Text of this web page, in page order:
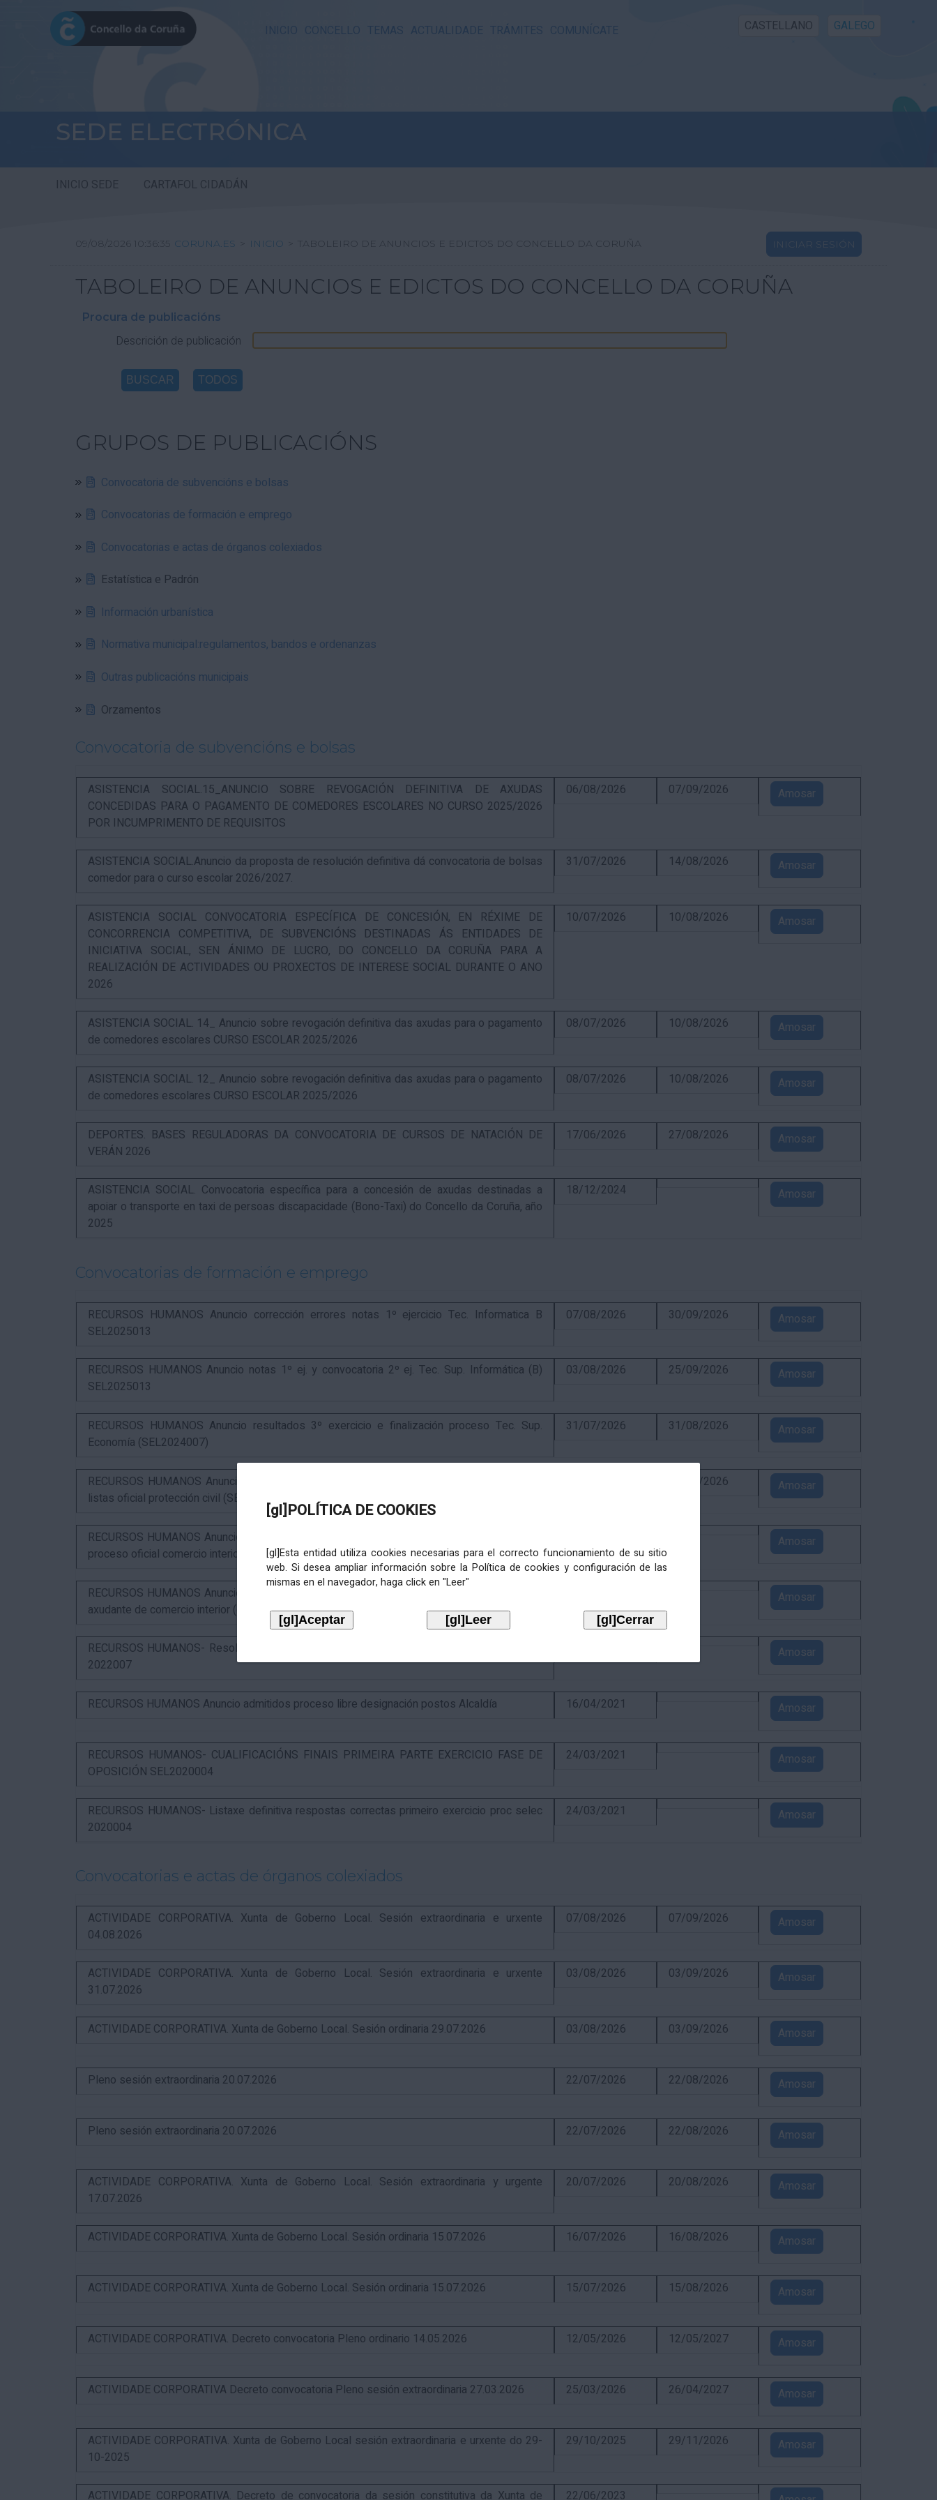
INICIO CONCELLO TEMAS ACTUALIDADE TRÁMITES COMUNÍCATE CASTELLANO GALEGO
SEDE ELECTRÓNICA
INICIO SEDE CARTAFOL CIDADÁN
[gl]POLÍTICA DE COOKIES
[gl]Esta entidad utiliza cookies necesarias para el correcto funcionamiento de su sitio
web. Si desea ampliar información sobre la Política de cookies y configuración de las
mismas en el navegador, haga click en "Leer"
09/08/2026 10:36:36 CORUNA.ES > INICIO > TABOLEIRO DE ANUNCIOS E EDICTOS DO CONCELLO DA CORUÑA INICIAR SESIÓN
TABOLEIRO DE ANUNCIOS E EDICTOS DO CONCELLO DA CORUÑA
Procura de publicacións
Descrición de publicación
GRUPOS DE PUBLICACIÓNS
Convocatoria de subvencións e bolsas
Convocatorias de formación e emprego
Convocatorias e actas de órganos colexiados
Estatística e Padrón
Información urbanística
Normativa municipal:regulamentos, bandos e ordenanzas
Outras publicacións municipais
Orzamentos
Convocatoria de subvencións e bolsas
ASISTENCIA SOCIAL.15_ANUNCIO SOBRE REVOGACIÓN DEFINITIVA DE AXUDAS
CONCEDIDAS PARA O PAGAMENTO DE COMEDORES ESCOLARES NO CURSO 2025/2026
POR INCUMPRIMENTO DE REQUISITOS
06/08/2026 07/09/2026 Amosar
ASISTENCIA SOCIAL.Anuncio da proposta de resolución definitiva dá convocatoria de bolsas
comedor para o curso escolar 2026/2027.
31/07/2026 14/08/2026 Amosar
ASISTENCIA SOCIAL CONVOCATORIA ESPECÍFICA DE CONCESIÓN, EN RÉXIME DE
CONCORRENCIA COMPETITIVA, DE SUBVENCIÓNS DESTINADAS ÁS ENTIDADES DE
INICIATIVA SOCIAL, SEN ÁNIMO DE LUCRO, DO CONCELLO DA CORUÑA PARA A
REALIZACIÓN DE ACTIVIDADES OU PROXECTOS DE INTERESE SOCIAL DURANTE O ANO
2026
10/07/2026 10/08/2026 Amosar
ASISTENCIA SOCIAL. 14_ Anuncio sobre revogación definitiva das axudas para o pagamento
de comedores escolares CURSO ESCOLAR 2025/2026
08/07/2026 10/08/2026 Amosar
ASISTENCIA SOCIAL. 12_ Anuncio sobre revogación definitiva das axudas para o pagamento
de comedores escolares CURSO ESCOLAR 2025/2026
08/07/2026 10/08/2026 Amosar
DEPORTES. BASES REGULADORAS DA CONVOCATORIA DE CURSOS DE NATACIÓN DE
VERÁN 2026
17/06/2026 27/08/2026 Amosar
ASISTENCIA SOCIAL. Convocatoria específica para a concesión de axudas destinadas a
apoiar o transporte en taxi de persoas discapacidade (Bono-Taxi) do Concello da Coruña, año
2025
18/12/2024 Amosar
Convocatorias de formación e emprego
RECURSOS HUMANOS Anuncio corrección errores notas 1º ejercicio Tec. Informatica B
SEL2025013
07/08/2026 30/09/2026 Amosar
RECURSOS HUMANOS Anuncio notas 1º ej. y convocatoria 2º ej. Tec. Sup. Informática (B)
SEL2025013
03/08/2026 25/09/2026 Amosar
RECURSOS HUMANOS Anuncio resultados 3º exercicio e finalización proceso Tec. Sup.
Economía (SEL2024007)
31/07/2026 31/08/2026 Amosar
RECURSOS HUMANOS Anuncio resultados 1º exercicio e anuncio final proceso elaboración
listas oficial protección civil (SEL2026016)
24/08/2026 Amosar
RECURSOS HUMANOS Anuncio resultados 2º exercicio e puntuación provisional de concurso
proceso oficial comercio interior (SEL2023015
Amosar
RECURSOS HUMANOS Anuncio puntuación definitiva concurso e anuncio final do proceso de
axudante de comercio interior (estabilización)
Amosar
RECURSOS HUMANOS- Resolución das alegacións ao segundo exercicio proceso selectivo
2022007
Amosar
RECURSOS HUMANOS Anuncio admitidos proceso libre designación postos Alcaldía 16/04/2021 Amosar
RECURSOS HUMANOS- CUALIFICACIÓNS FINAIS PRIMEIRA PARTE EXERCICIO FASE DE
OPOSICIÓN SEL2020004
24/03/2021 Amosar
RECURSOS HUMANOS- Listaxe definitiva respostas correctas primeiro exercicio proc selec
2020004
24/03/2021 Amosar
Convocatorias e actas de órganos colexiados
ACTIVIDADE CORPORATIVA. Xunta de Goberno Local. Sesión extraordinaria e urxente
04.08.2026
07/08/2026 07/09/2026 Amosar
ACTIVIDADE CORPORATIVA. Xunta de Goberno Local. Sesión extraordinaria e urxente
31.07.2026
03/08/2026 03/09/2026 Amosar
ACTIVIDADE CORPORATIVA. Xunta de Goberno Local. Sesión ordinaria 29.07.2026 03/08/2026 03/09/2026 Amosar
Pleno sesión extraordinaria 20.07.2026 22/07/2026 22/08/2026 Amosar
Pleno sesión extraordinaria 20.07.2026 22/07/2026 22/08/2026 Amosar
ACTIVIDADE CORPORATIVA. Xunta de Goberno Local. Sesión extraordinaria y urgente
17.07.2026
20/07/2026 20/08/2026 Amosar
ACTIVIDADE CORPORATIVA. Xunta de Goberno Local. Sesión ordinaria 15.07.2026 16/07/2026 16/08/2026 Amosar
ACTIVIDADE CORPORATIVA. Xunta de Goberno Local. Sesión ordinaria 15.07.2026 15/07/2026 15/08/2026 Amosar
ACTIVIDADE CORPORATIVA. Decreto convocatoria Pleno ordinario 14.05.2026 12/05/2026 12/05/2027 Amosar
ACTIVIDADE CORPORATIVA Decreto convocatoria Pleno sesión extraordinaria 27.03.2026 25/03/2026 26/04/2027 Amosar
ACTIVIDADE CORPORATIVA. Xunta de Goberno Local sesión extraordinaria e urxente do 29-
10-2025
29/10/2025 29/11/2026 Amosar
ACTIVIDADE CORPORATIVA. Decreto de convocatoria da sesión constitutiva da Xunta de 22/06/2023